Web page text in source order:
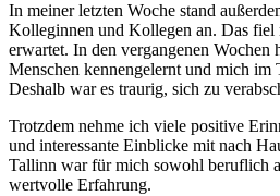
In meiner letzten Woche stand
Kolleginnen und Kollegen an. Das fiel
erwartet. In den vergangenen Wochen
Menschen kennengelernt und mich im
Deshalb war es traurig, sich zu
Trotzdem nehme ich viele positive
und interessante Einblicke mit nach
Tallinn war für mich sowohl beruflich
wertvolle Erfahrung.